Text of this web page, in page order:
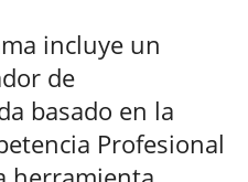
incluye un
de
basado en la
Profesional